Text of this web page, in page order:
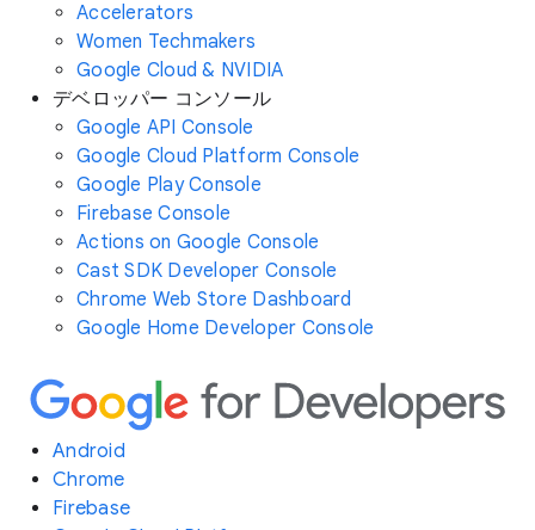
Accelerators
Women Techmakers
Google Cloud & NVIDIA
デベロッパー コンソール
Google API Console
Google Cloud Platform Console
Google Play Console
Firebase Console
Actions on Google Console
Cast SDK Developer Console
Chrome Web Store Dashboard
Google Home Developer Console
Android
Chrome
Firebase